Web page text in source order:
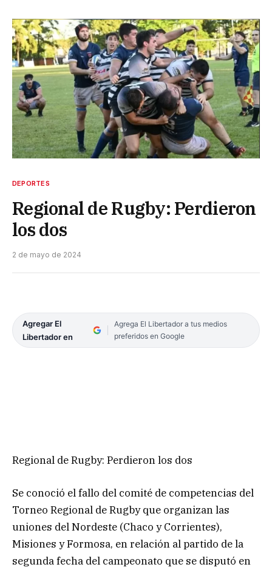
DEPORTES
Regional de Rugby: Perdieron
los dos
2 de mayo de 2024
Agregar El
Libertador en
Agrega El Libertador a tus medios
preferidos en Google
Regional de Rugby: Perdieron los dos
Se conoció el fallo del comité de competencias del
Torneo Regional de Rugby que organizan las
uniones del Nordeste (Chaco y Corrientes),
Misiones y Formosa, en relación al partido de la
segunda fecha del campeonato que se disputó en